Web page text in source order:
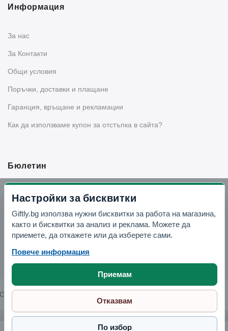
Овална поставка за прибори за хранене. какао
Информация
За нас
За Контакти
Общи условия
Поръчки, доставки и плащане
Гаранция, връщане и рекламации
Как да използваме купон за отстъпка в сайта?
Бюлетин
Вземи -10% отстъпка в Telegram
Отвори Telegram
Copyright © 2026 GIFTLY.BG. All rights reserved.
Настройки за бисквитки
Giftly.bg използва нужни бисквитки за работа на магазина,
както и бисквитки за анализ и реклама. Можете да
приемете, да откажете или да изберете сами.
Повече информация
Приемам
Отказвам
По избор